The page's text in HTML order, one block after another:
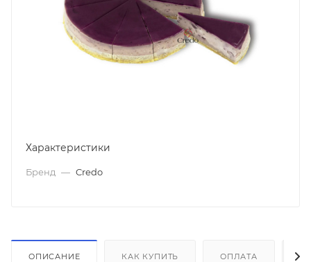
Характеристики
Бренд — Credo
ОПИСАНИЕ КАК КУПИТЬ ОПЛАТА